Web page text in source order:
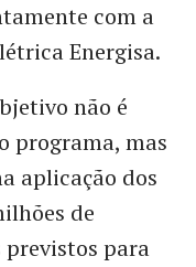
com a
Energisa.
não é
programa, mas
aplicação dos
de
para